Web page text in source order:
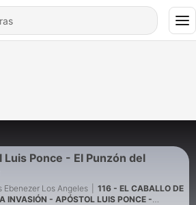
Luis Ponce - El Punzón del
Ebenezer Los Angeles
116 - EL CABALLO DE
INVASIÓN - APÓSTOL LUIS PONCE -